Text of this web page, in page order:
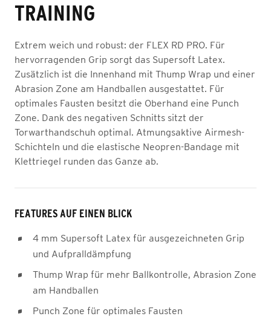
TRAINING
Extrem weich und robust: der FLEX RD PRO. Für
hervorragenden Grip sorgt das Supersoft Latex.
Zusätzlich ist die Innenhand mit Thump Wrap und einer
Abrasion Zone am Handballen ausgestattet. Für
optimales Fausten besitzt die Oberhand eine Punch
Zone. Dank des negativen Schnitts sitzt der
Torwarthandschuh optimal. Atmungsaktive Airmesh-
Schichteln und die elastische Neopren-Bandage mit
Klettriegel runden das Ganze ab.
FEATURES AUF EINEN BLICK
4 mm Supersoft Latex für ausgezeichneten Grip
und Aufpralldämpfung
Thump Wrap für mehr Ballkontrolle, Abrasion Zone
am Handballen
Punch Zone für optimales Fausten